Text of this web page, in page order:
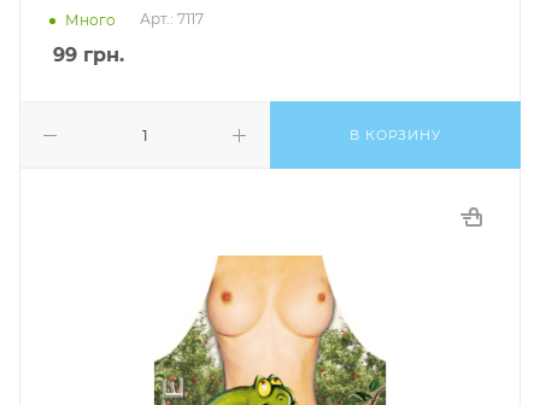
Много Арт.: 7117
99 грн.
В КОРЗИНУ